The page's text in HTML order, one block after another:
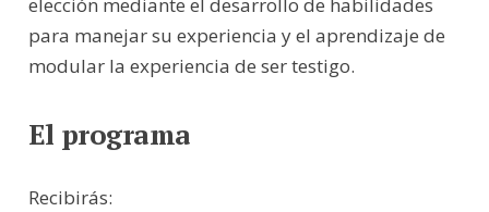
elección mediante el desarrollo de habilidades
para manejar su experiencia y el aprendizaje de
modular la experiencia de ser testigo.
El programa
Recibirás: